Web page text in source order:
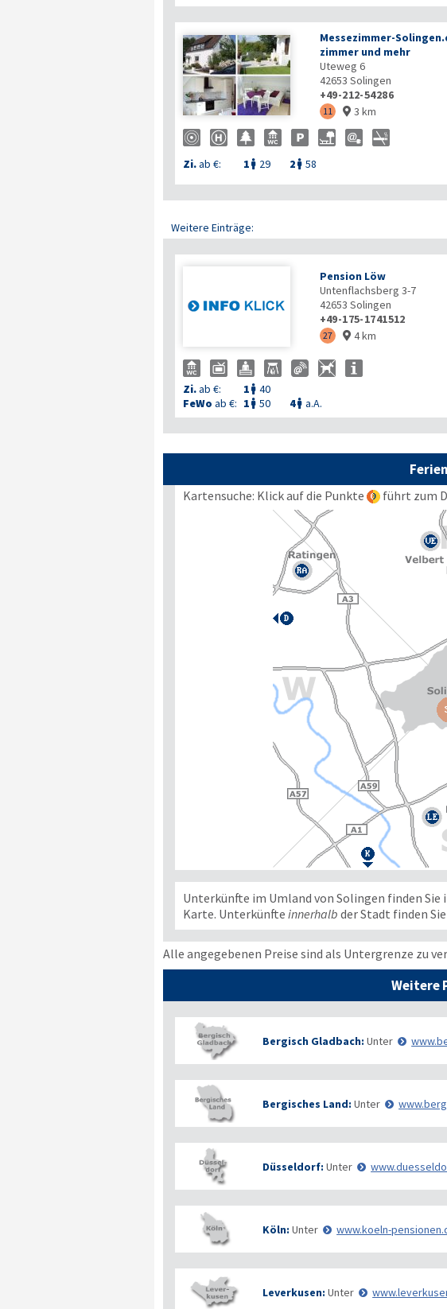
Messezimmer-
zimmer und mehr
Uteweg 6
42653 Solingen
+49-212-54286
11  3 km
Zi.ab €: 1  29 2  58
Weitere Einträge:
Pension Löw
Untenflachsberg 3-7
42653 Solingen
+49-175-1741512
27  4 km
Zi.ab €: 1  40
FeWo ab €: 1  50 4 a.A.
Kartensuche: Klick auf die Punkte führt zum
Unterkünfte im Umland von Solingen finden
Karte. Unterkünfte innerhalb der Stadt finden
Alle angegebenen Preise sind als Untergrenze zu
Weitere
Bergisch Gladbach: Unter
Bergisches Land: Unter
Düsseldorf: Unter
Köln: Unter www.koeln-
Leverkusen: Unter